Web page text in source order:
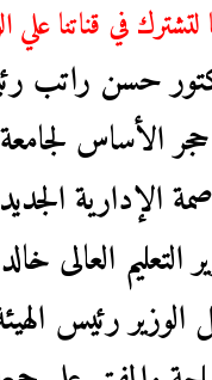
في قناتنا علي
حسن راتب
الأساس
الإدارية
العالى
الوزير رئيس